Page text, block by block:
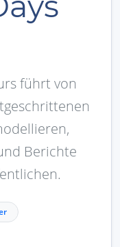
führt von
Berichte